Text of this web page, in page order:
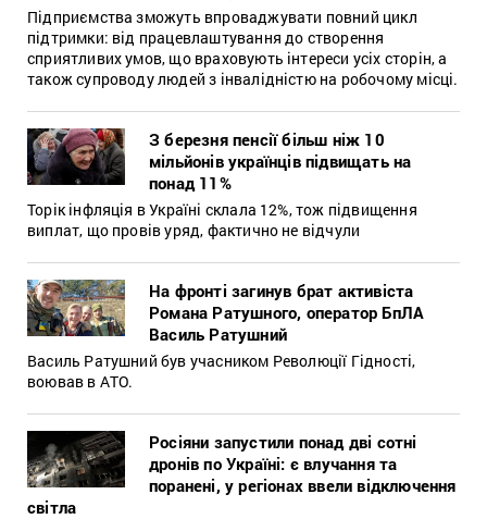
Підприємства зможуть впроваджувати повний цикл
підтримки: від працевлаштування до створення
сприятливих умов, що враховують інтереси усіх сторін, а
також супроводу людей з інвалідністю на робочому місці.
З березня пенсії більш ніж 10
мільйонів українців підвищать на
понад 11%
Торік інфляція в Україні склала 12%, тож підвищення
виплат, що провів уряд, фактично не відчули
На фронті загинув брат активіста
Романа Ратушного, оператор БпЛА
Василь Ратушний
Василь Ратушний був учасником Революції Гідності,
воював в АТО.
Росіяни запустили понад дві сотні
дронів по Україні: є влучання та
поранені, у регіонах ввели відключення
світла